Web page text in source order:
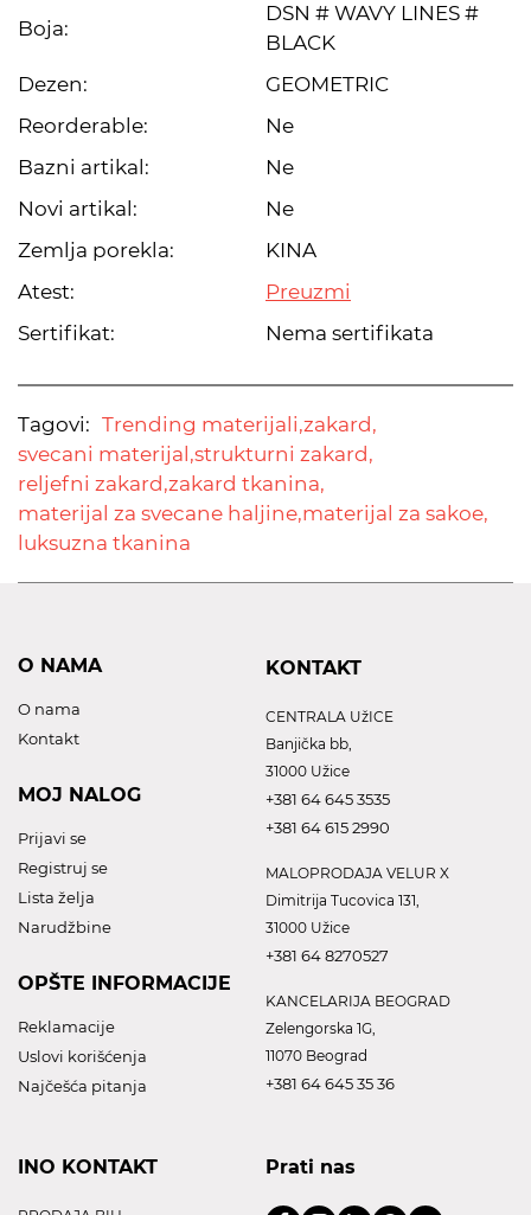
Boja:
DSN # WAVY LINES #
BLACK
Dezen:
GEOMETRIC
Reorderable:
Ne
Bazni artikal:
Ne
Novi artikal:
Ne
Zemlja porekla:
KINA
Atest:
Preuzmi
Sertifikat:
Nema sertifikata
Tagovi: Trending materijali,zakard,
svecani materijal,strukturni zakard,
reljefni zakard,zakard tkanina,
materijal za svecane haljine,materijal za sakoe,
luksuzna tkanina
O NAMA
O nama
Kontakt
MOJ NALOG
Prijavi se
Registruj se
Lista želja
Narudžbine
OPŠTE INFORMACIJE
Reklamacije
Uslovi korišćenja
Najčešća pitanja
KONTAKT
CENTRALA UžICE
Banjička bb,
31000 Užice
+381 64 645 3535
+381 64 615 2990
MALOPRODAJA VELUR X
Dimitrija Tucovica 131,
31000 Užice
+381 64 8270527
KANCELARIJA BEOGRAD
Zelengorska 1G,
11070 Beograd
+381 64 645 35 36
INO KONTAKT Prati nas